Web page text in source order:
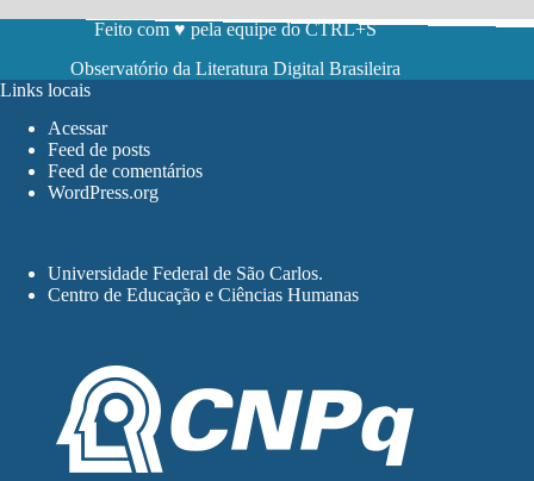
Feito com ♥ pela equipe do CTRL+S
Observatório da Literatura Digital Brasileira
Links locais
Acessar
Feed de posts
Feed de comentários
WordPress.org
Universidade Federal de São Carlos.
Centro de Educação e Ciências Humanas